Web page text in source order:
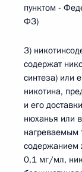
пунктом -
ФЗ)
3)
содержат
синтеза) или
никотина,
и его
нюханья или
нагреваемым
содержанием
0,1 мг/мл,